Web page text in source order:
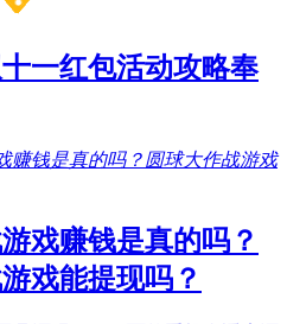
一红包活动攻略奉
戏赚钱是真的吗？
戏能提现吗？